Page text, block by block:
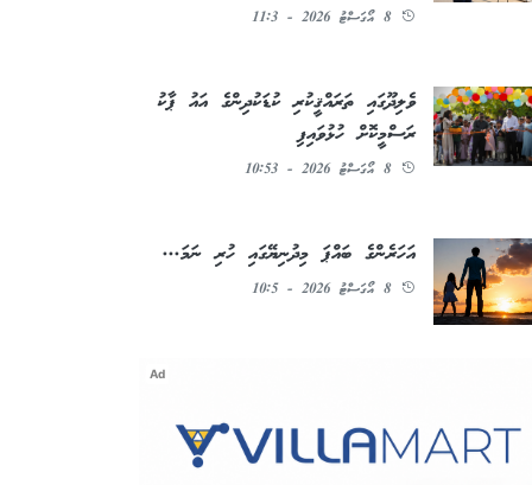
8 އޯގަސްޓު 2026 - 11:3
ވެލިދޫގައި ތަރައްޤީކުރި ކުޑަކުދިންގެ އައު ޕާކު
ރަސްމީކޮށް ހުޅުވައިފި
8 އޯގަސްޓު 2026 - 10:53
އަހަރެންގެ ބައްޕަ މިދުނިޔޭގައި ހުރި ނަމަ...
8 އޯގަސްޓު 2026 - 10:5
Ad